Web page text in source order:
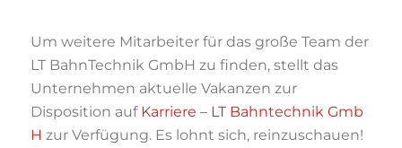
Um weitere Mitarbeiter für das große Team der
LT BahnTechnik GmbH zu finden, stellt das
Unternehmen aktuelle Vakanzen zur
Disposition auf Karriere – LT Bahntechnik Gmb
H zur Verfügung. Es lohnt sich, reinzuschauen!